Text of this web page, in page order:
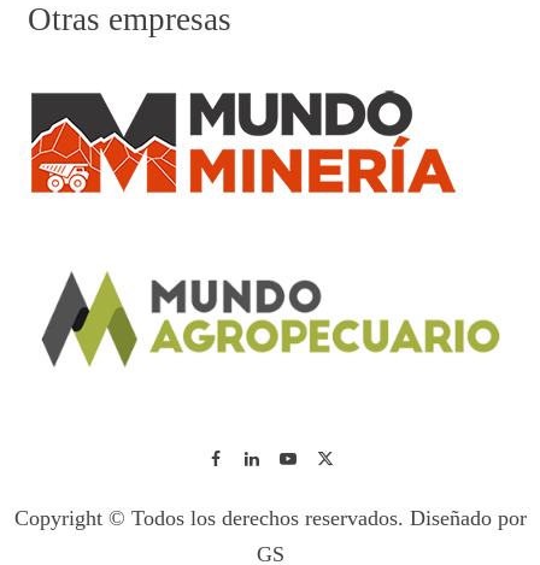
Otras empresas
Copyright © Todos los derechos reservados. Diseñado por
GS